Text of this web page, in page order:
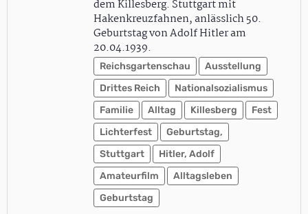
dem Killesberg. Stuttgart mit
Hakenkreuzfahnen, anlässlich 50.
Geburtstag von Adolf Hitler am
20.04.1939.
Reichsgartenschau
Ausstellung
Drittes Reich
Nationalsozialismus
Familie
Alltag Killesberg
Fest
Lichterfest
Geburtstag,
Stuttgart
Hitler, Adolf
Amateurfilm
Alltagsleben
Geburtstag